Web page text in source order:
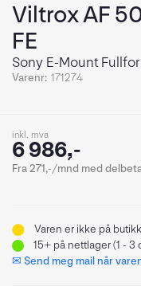
Viltrox AF
FE
Sony E-Mount
Varenr: 171274
inkl. mva
6 986,-
Fra 271,-/mnd med
Varen er ikke på
15+ på nettlager (1 - 3
✉ Send meg mail når